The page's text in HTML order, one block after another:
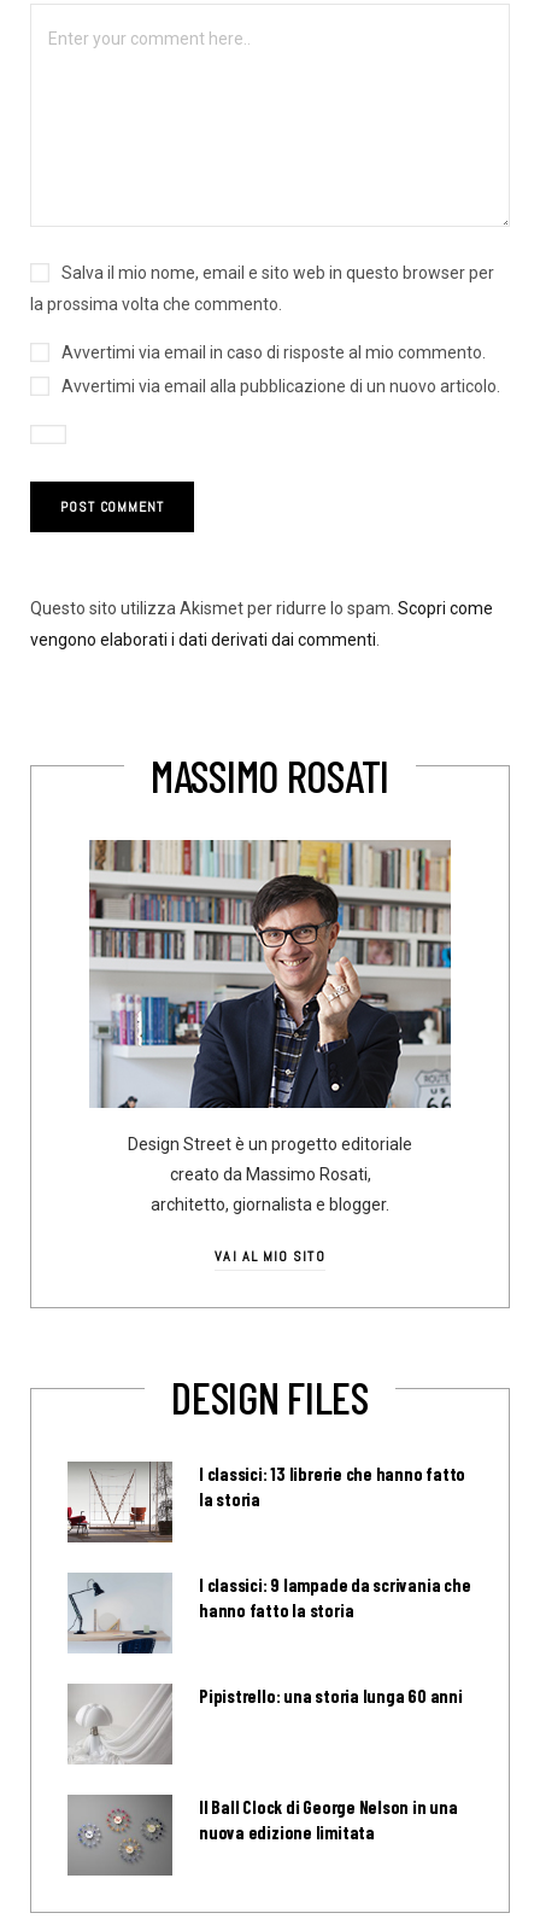
Salva il mio nome, email e sito web in questo browser per
la prossima volta che commento.
Avvertimi via email in caso di risposte al mio commento.
Avvertimi via email alla pubblicazione di un nuovo articolo.
Questo sito utilizza Akismet per ridurre lo spam. Scopri come
vengono elaborati i dati derivati dai commenti
MASSIMO ROSATI
Design Street è un progetto editoriale
creato da Massimo Rosati,
architetto, giornalista e blogger.
VAI AL MIO SITO
DESIGN FILES
I classici: 13 librerie che hanno fatto
la storia
I classici: 9 lampade da scrivania che
hanno fatto la storia
Pipistrello: una storia lunga 60 anni
Il Ball Clock di George Nelson in una
nuova edizione limitata